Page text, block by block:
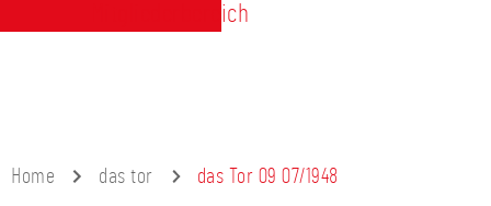
Mitgliederbereich
Home das tor das Tor 09 07/1948